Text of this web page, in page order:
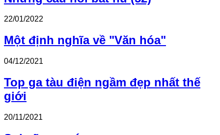
22/01/2022
Một định nghĩa về "Văn hóa"
04/12/2021
Top ga tàu điện ngầm đẹp nhất thế
giới
20/11/2021